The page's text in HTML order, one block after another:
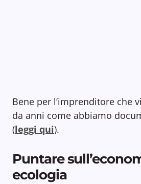
Bene per l’imprenditore che
da anni come abbiamo
(leggi qui).
Puntare
ecologia